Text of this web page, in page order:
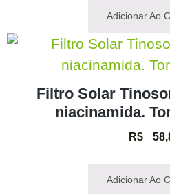
Adicionar Ao
Filtro Solar
niacinamida.
R$
Adicionar Ao